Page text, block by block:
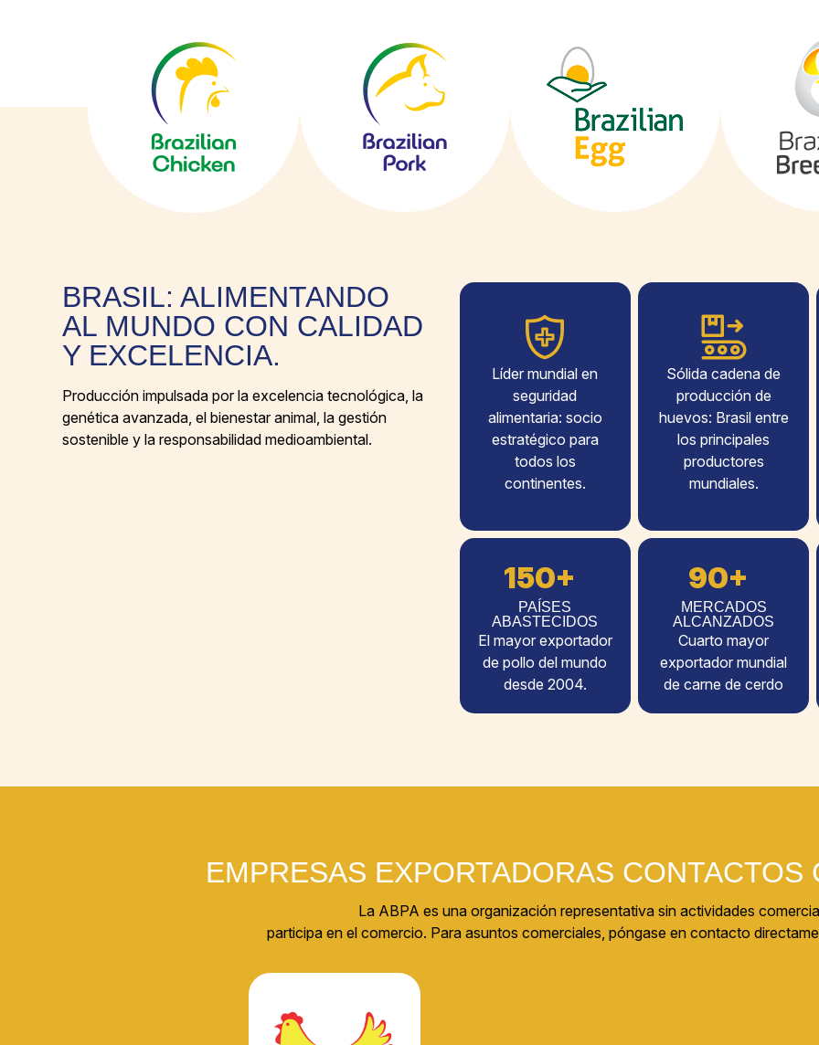
BRASIL: ALIMENTANDO
AL MUNDO CON CALIDAD
Y EXCELENCIA.
Producción impulsada por la excelencia tecnológica, la
genética avanzada, el bienestar animal, la gestión
sostenible y la responsabilidad medioambiental.
Líder mundial en
seguridad
alimentaria: socio
estratégico para
todos los
continentes.
Sólida cadena de
producción de
huevos: Brasil entre
los principales
productores
mundiales.
150+
PAÍSES
ABASTECIDOS
El mayor exportador
de pollo del mundo
desde 2004.
90+
MERCADOS
ALCANZADOS
Cuarto mayor
exportador mundial
de carne de cerdo
EMPRESAS EXPORTADORAS CONTACTOS
La ABPA es una organización representativa sin actividades
participa en el comercio. Para asuntos comerciales, póngase en contacto